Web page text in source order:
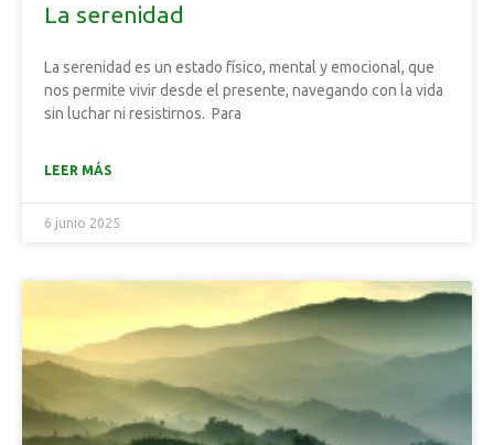
La serenidad
La serenidad es un estado físico, mental y emocional, que
nos permite vivir desde el presente, navegando con la vida
sin luchar ni resistirnos. Para
LEER MÁS
6 junio 2025